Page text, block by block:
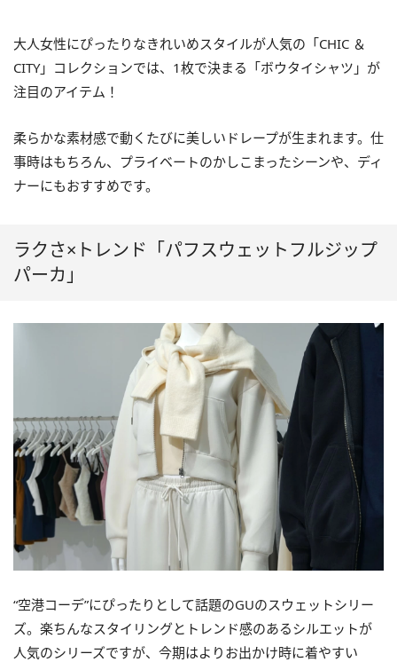
大人女性にぴったりなきれいめスタイルが人気の「CHIC ＆
CITY」コレクションでは、1枚で決まる「ボウタイシャツ」が
注目のアイテム！
柔らかな素材感で動くたびに美しいドレープが生まれます。仕
事時はもちろん、プライベートのかしこまったシーンや、ディ
ナーにもおすすめです。
ラクさ×トレンド「パフスウェットフルジップ
パーカ」
“空港コーデ”にぴったりとして話題のGUのスウェットシリー
ズ。楽ちんなスタイリングとトレンド感のあるシルエットが
人気のシリーズですが、今期はよりお出かけ時に着やすい